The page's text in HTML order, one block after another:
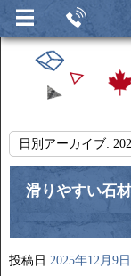
日別アーカイブ:
滑りやすい石
投稿日 2025年12月9日